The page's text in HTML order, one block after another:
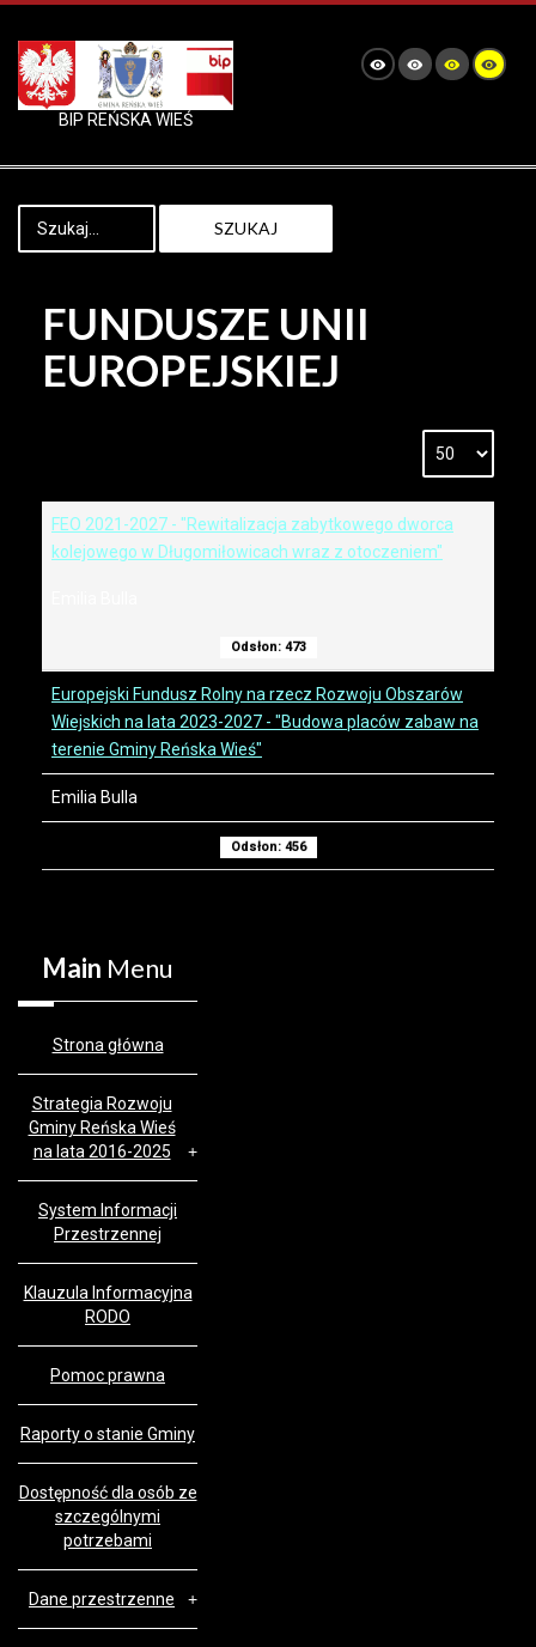
BIP REŃSKA WIEŚ
SZUKAJ
FUNDUSZE UNII
EUROPEJSKIEJ
FEO 2021-2027 - "Rewitalizacja zabytkowego dworca
kolejowego w Długomiłowicach wraz z otoczeniem"
Odsłon: 473
Europejski Fundusz Rolny na rzecz Rozwoju Obszarów
Wiejskich na lata 2023-2027 - "Budowa placów zabaw na
terenie Gminy Reńska Wieś"
Emilia Bulla
Odsłon: 456
Main Menu
Strona główna
Strategia Rozwoju
Gminy Reńska Wieś
na lata 2016-2025
System Informacji
Przestrzennej
Klauzula Informacyjna
RODO
Pomoc prawna
Raporty o stanie Gminy
Dostępność dla osób ze
szczególnymi
potrzebami
Dane przestrzenne